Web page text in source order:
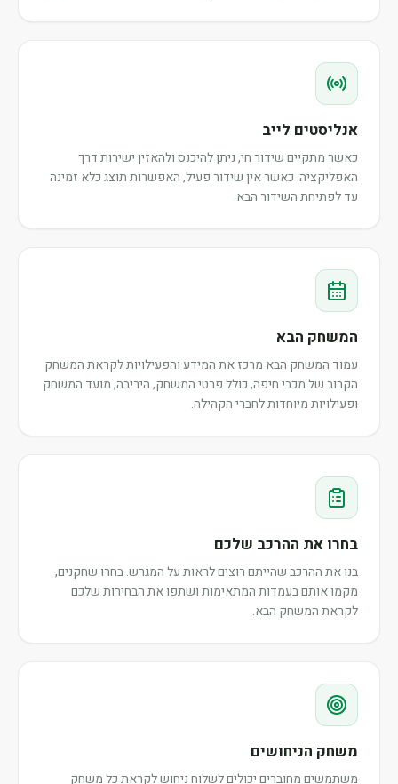
אנליסטים לייב
כאשר מתקיים שידור חי, ניתן להיכנס ולהאזין ישירות דרך
האפליקציה. כאשר אין שידור פעיל, האפשרות תוצג כלא זמינה
עד לפתיחת השידור הבא.
המשחק הבא
עמוד המשחק הבא מרכז את המידע והפעילויות לקראת המשחק
הקרוב של מכבי חיפה, כולל פרטי המשחק, היריבה, מועד המשחק
ופעילויות מיוחדות לחברי הקהילה.
בחרו את ההרכב שלכם
בנו את ההרכב שהייתם רוצים לראות על המגרש. בחרו שחקנים,
מקמו אותם בעמדות המתאימות ושתפו את הבחירות שלכם
לקראת המשחק הבא.
משחק הניחושים
משתמשים מחוברים יכולים לשלוח ניחוש לקראת כל משחק